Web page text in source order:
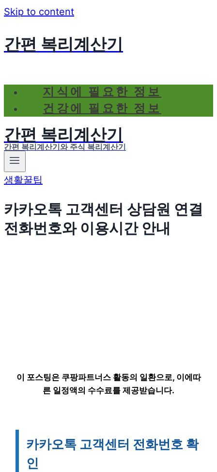
Skip to content
간편 복리계산기
지식에 필요한 정보
건강에 필요한 정보
간편 복리계산기
간편 복리계산기와 주식 복리계산기
생활꿀팁
카카오톡 고객센터 상담원 연결
전화번호와 이용시간 안내
이 포스팅은 쿠팡파트너스 활동의 일환으로, 이에따
른 일정액의 수수료를 제공받습니다.
카카오톡 고객센터 전화번호 확
인